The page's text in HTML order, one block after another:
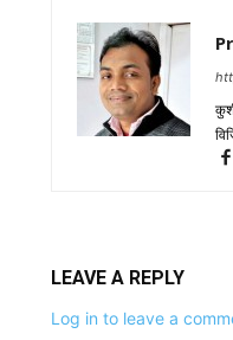
LEAVE A REPLY
Log in to leave a